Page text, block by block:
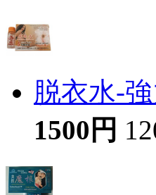
脱衣水-
1500円